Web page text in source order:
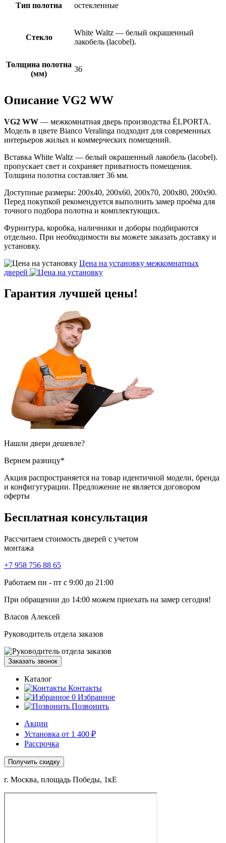
Тип полотна остекленные
Стекло
White Waltz — белый окрашенный
лакобель (lacobel).
Толщина полотна
(мм)
36
Описание VG2 WW
VG2 WW — межкомнатная дверь производства ĒLPORTA.
Модель в цвете Bianco Veralinga подходит для современных
интерьеров жилых и коммерческих помещений.
Вставка White Waltz — белый окрашенный лакобель (lacobel).
пропускает свет и сохраняет приватность помещения.
Толщина полотна составляет 36 мм.
Доступные размеры: 200х40, 200х60, 200х70, 200х80, 200х90.
Перед покупкой рекомендуется выполнить замер проёма для
точного подбора полотна и комплектующих.
Фурнитура, коробка, наличники и доборы подбираются
отдельно. При необходимости вы можете заказать доставку и
установку.
Цена на установку межкомнатных
дверей
Гарантия лучшей цены!
Нашли двери дешевле?
Вернем разницу*
Акция распространяется на товар идентичной модели, бренда
и конфигугурации. Предложение не является договором
оферты
Бесплатная консультация
Рассчитаем стоимость дверей с учетом
монтажа
+7 958 756 88 65
Работаем пн - пт с 9:00 до 21:00
При обращении до 14:00 можем приехать на замер сегодня!
Власов Алексей
Руководитель отдела заказов
Заказать звонок
Каталог
Контакты
0 Избранное
Позвонить
Акции
Установка от 1 400 ₽
Рассрочка
Получить скидку
г. Москва, площадь Победы, 1кЕ